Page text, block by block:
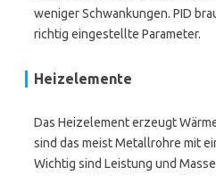
weniger Schwankungen. PID
richtig eingestellte Parameter.
Heizelemente
Das Heizelement erzeugt
sind das meist Metallrohre mit
Wichtig sind Leistung und